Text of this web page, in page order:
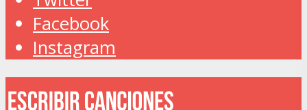
Facebook
Instagram